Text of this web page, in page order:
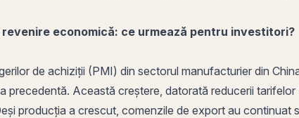
revenire economică: ce urmează pentru investitori?
de achiziții (PMI) din sectorul manufacturier din
precedentă. Această creștere, datorată reducerii
producția a crescut, comenzile de export au continuat